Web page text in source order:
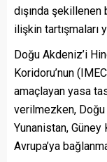
dışında
ilişkin tartışmaları
Doğu Akdeniz’i
Koridoru’nun
amaçlayan yasa
verilmezken, Doğu
Yunanistan, Güney
Avrupa’ya